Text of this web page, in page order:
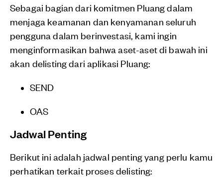
Sebagai bagian dari komitmen Pluang dalam
menjaga keamanan dan kenyamanan seluruh
pengguna dalam berinvestasi, kami ingin
menginformasikan bahwa aset-aset di bawah ini
akan delisting dari aplikasi Pluang:
SEND
OAS
Jadwal Penting
Berikut ini adalah jadwal penting yang perlu kamu
perhatikan terkait proses delisting: